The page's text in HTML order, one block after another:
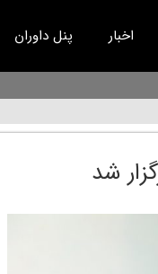
اخبار پنل داوران
شد